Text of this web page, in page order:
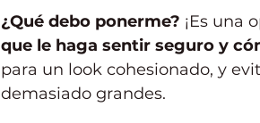
¿Qué debo ponerme? ¡Es una
que le haga sentir seguro y
para un look cohesionado, y
demasiado grandes.